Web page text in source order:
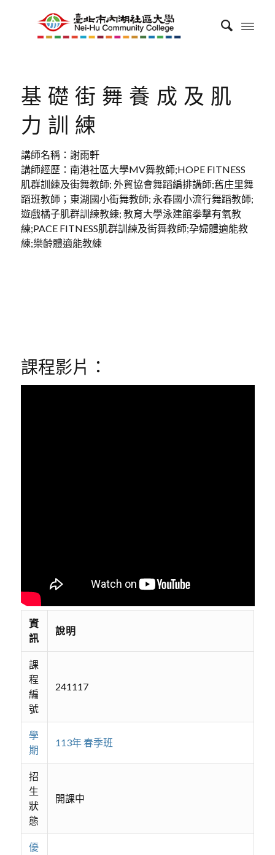
基礎街舞養成及肌
力訓練
講師名稱：謝雨軒
講師經歷：南港社區大學MV舞教師;HOPE FITNESS
肌群訓練及街舞教師; 外貿協會舞蹈編排講師;舊庄里舞
蹈班教師；東湖國小街舞教師; 永春國小流行舞蹈教師;
遊戲橘子肌群訓練教練; 教育大學泳建館拳擊有氧教
練;PACE FITNESS肌群訓練及街舞教師;孕婦體適能教
練;樂齡體適能教練
課程影片：
資
訊
說明
課
程
編
號
241117
學
期
113年 春季班
招
生
狀
態
開課中
優